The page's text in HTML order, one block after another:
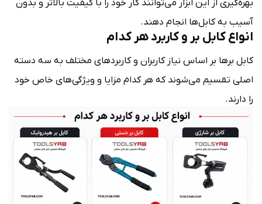
بهره‌گیری از این ابزار می‌توانند کار خود را با کیفیت بالاتر و بدون
آسیب به کابل‌ها انجام دهند.
انواع کابل بر و کاربرد هر کدام
کابل برها بر اساس نیاز کاربران و کاربردهای مختلف به سه دسته
اصلی تقسیم می‌شوند که هر کدام مزایا و ویژگی‌های خاص خود
را دارند.